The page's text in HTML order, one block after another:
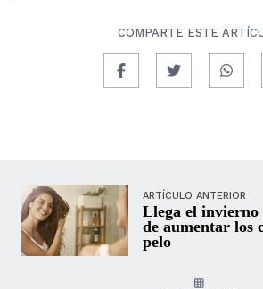
COMPARTE ESTE
ARTÍCULO ANTERIOR
Llega el invierno
de aumentar los
pelo